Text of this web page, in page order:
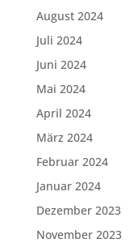
August 2024
Juli 2024
Juni 2024
Mai 2024
April 2024
März 2024
Februar 2024
Januar 2024
Dezember 2023
November 2023